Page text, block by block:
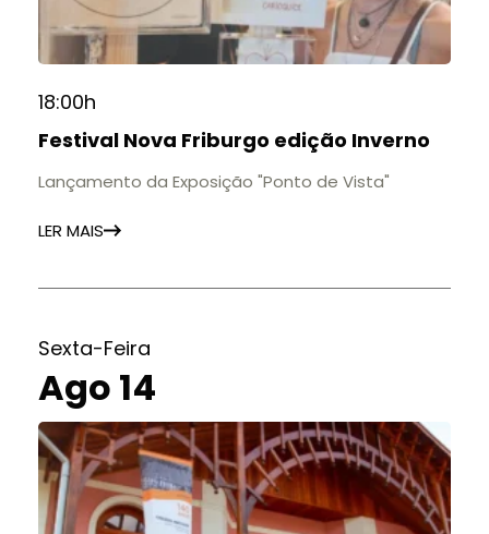
18:00h
Festival Nova Friburgo edição Inverno
Lançamento da Exposição "Ponto de Vista"
LER MAIS
Sexta-Feira
Ago 14